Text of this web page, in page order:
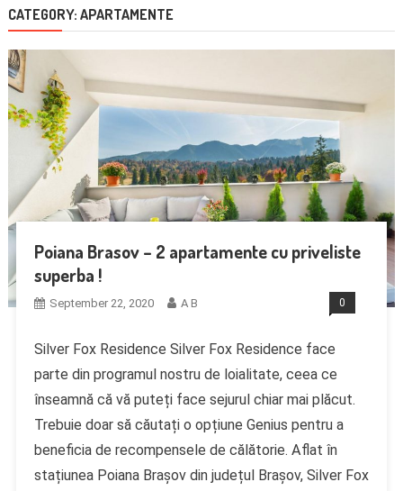
CATEGORY: APARTAMENTE
Poiana Brasov – 2 apartamente cu priveliste
superba !
September 22, 2020 A B 0
Silver Fox Residence Silver Fox Residence face
parte din programul nostru de loialitate, ceea ce
înseamnă că vă puteți face sejurul chiar mai plăcut.
Trebuie doar să căutați o opțiune Genius pentru a
beneficia de recompensele de călătorie. Aflat în
stațiunea Poiana Brașov din județul Brașov, Silver Fox